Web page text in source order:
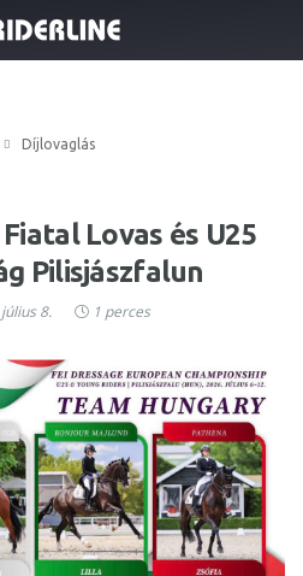
Díjlovaglás
Lovas és U25
Pilisjászfalun
8. 1 perces